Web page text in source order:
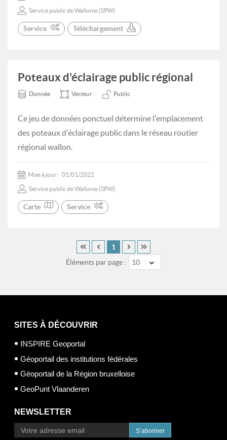
Service public de Wallonie (SPW)
Service Téléchargement
Poteaux d'éclairage public régional
Donnée Vecteur Public
Ce jeu de données ponctuel détermine l'emplacement
des poteaux d'éclairage public dans le réseau routier
régional wallon.
Mise à jour: 01/01/2022
Service public de Wallonie (SPW)
Carte Service
Éléments par page : 10
1
SITES À DÉCOUVRIR
INSPIRE Geoportal
Géoportail des institutions fédérales
Géoportail de la Région bruxelloise
GeoPunt Vlaanderen
NEWSLETTER
S’abonner